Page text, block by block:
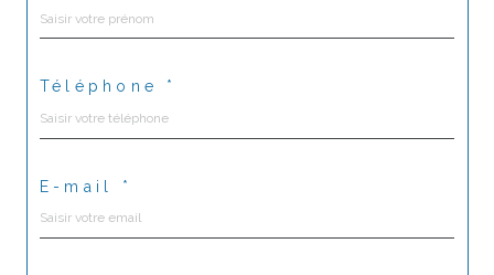
Téléphone *
E-mail *